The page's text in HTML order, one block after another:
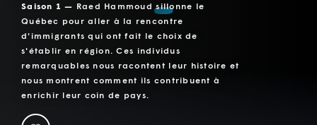
Saison 1 — Raed Hammoud sillonne le
Québec pour aller à la rencontre
d'immigrants qui ont fait le choix de
s'établir en région. Ces individus
remarquables nous racontent leur histoire et
nous montrent comment ils contribuent à
enrichir leur coin de pays.